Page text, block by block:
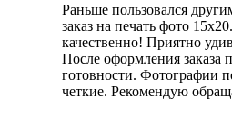
Раньше пользовался
заказ на печать фото
качественно! Приятно
После оформления заказа
готовности. Фотографии
четкие. Рекомендую